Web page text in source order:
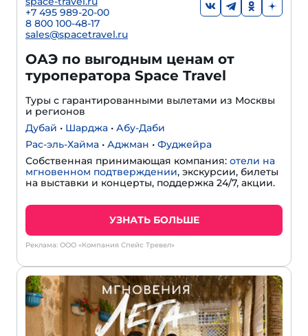
+7 495 989-20-00
8 800 100-48-17
sales@spacetravel.ru
ОАЭ по выгодным ценам от
туроператора Space Travel
Туры с гарантированными вылетами из Москвы
и регионов
Дубай • Шарджа • Абу-Даби
Рас-эль-Хайма • Аджман • Фуджейра
Собственная принимающая компания: отели на
мгновенном подтверждении, экскурсии, билеты
на выставки и концерты, поддержка 24/7, акции.
УЗНАТЬ БОЛЬШЕ
Реклама: ООО «Компания Спейс Тревел»